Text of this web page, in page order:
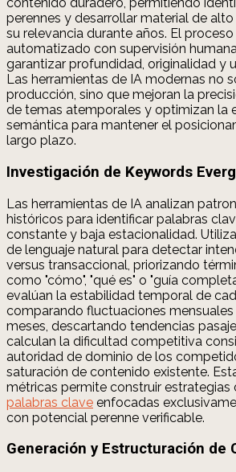
perennes y desarrollar material de
su relevancia durante años. El
automatizado con supervisión
garantizar profundidad, originalidad y
Las herramientas de IA modernas no
producción, sino que mejoran la
de temas atemporales y optimizan la
semántica para mantener el
largo plazo.
Investigación de Keywords
Las herramientas de IA analizan
históricos para identificar palabras
constante y baja estacionalidad.
de lenguaje natural para detectar
versus transaccional, priorizando
como "cómo", "qué es" o "guía
evalúan la estabilidad temporal de
comparando fluctuaciones mensuales
meses, descartando tendencias
calculan la dificultad competitiva
autoridad de dominio de los
saturación de contenido existente.
métricas permite construir estrategias
palabras clave enfocadas
con potencial perenne verificable.
Generación y Estructuración de